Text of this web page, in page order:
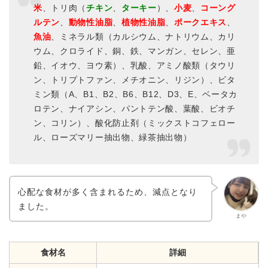
米 、トリ肉（チキン ターキー ）、小麦
コーング
ルテン
動物性油脂 植物性油脂 ポークエキス
魚油 、ミネラル類（カルシウム、ナトリウム、カリ
ウム、クロライド、銅、鉄、マンガン、セレン、亜
鉛、イオウ、ヨウ素）、乳酸、アミノ酸類（タウリ
ン、トリプトファン、メチオニン、リジン）、ビタ
ミン類（A、B1、B2、B6、B12、D3、E、ベータカ
ロテン、ナイアシン、パントテン酸、葉酸、ビオチ
ン、コリン）、酸化防止剤（ミックストコフェロー
ル、ローズマリー抽出物、緑茶抽出物）
まや
心配な食材が多く含まれるため、減点となり
ました。
食材名 詳細